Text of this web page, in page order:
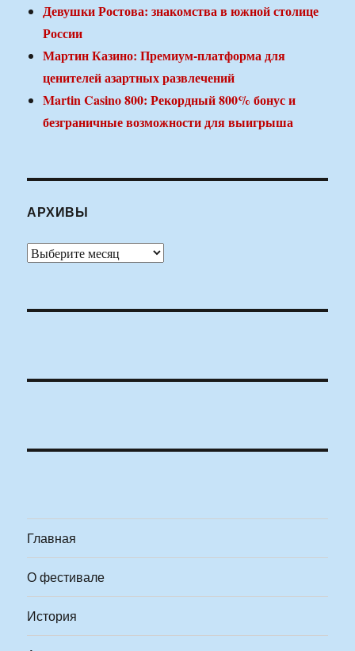
Девушки Ростова: знакомства в южной столице
России
Мартин Казино: Премиум-платформа для
ценителей азартных развлечений
Martin Casino 800: Рекордный 800% бонус и
безграничные возможности для выигрыша
АРХИВЫ
Архивы
Главная
О фестивале
История